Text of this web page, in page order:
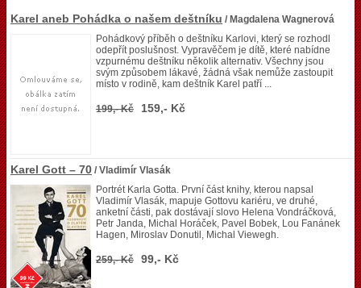
Karel aneb Pohádka o našem deštníku / Magdalena Wagnerová
Pohádkový příběh o deštníku Karlovi, který se rozhodl
odepřít poslušnost. Vypravěčem je dítě, které nabídne
vzpurnému deštníku několik alternativ. Všechny jsou
svým způsobem lákavé, žádná však nemůže zastoupit
místo v rodině, kam deštník Karel patří ...
199,- Kč 159,- Kč
Karel Gott – 70 / Vladimír Vlasák
Portrét Karla Gotta. První část knihy, kterou napsal
Vladimír Vlasák, mapuje Gottovu kariéru, ve druhé,
anketní části, pak dostávají slovo Helena Vondráčková,
Petr Janda, Michal Horáček, Pavel Bobek, Lou Fanánek
Hagen, Miroslav Donutil, Michal Viewegh.
259,- Kč 99,- Kč